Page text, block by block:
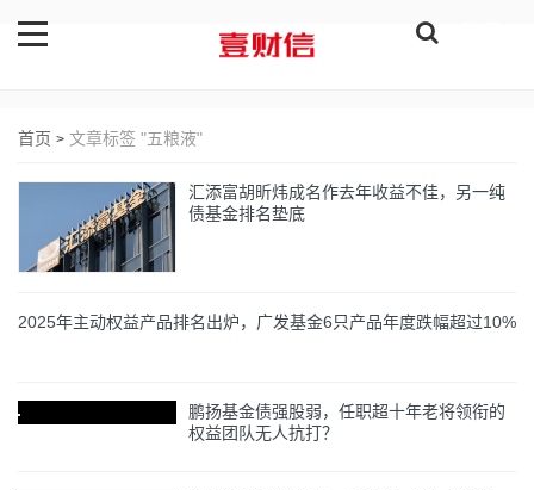
首页 > 文章标签 "五粮液"
汇添富胡昕炜成名作去年收益不佳，另一纯
债基金排名垫底
2025年主动权益产品排名出炉，广发基金6只产品年度跌幅超过10%
鹏扬基金债强股弱，任职超十年老将领衔的
权益团队无人抗打？